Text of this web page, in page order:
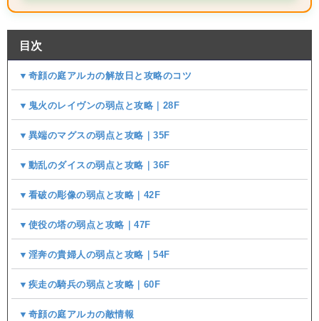
目次
▼奇顔の庭アルカの解放日と攻略のコツ
▼鬼火のレイヴンの弱点と攻略｜28F
▼異端のマグスの弱点と攻略｜35F
▼動乱のダイスの弱点と攻略｜36F
▼看破の彫像の弱点と攻略｜42F
▼使役の塔の弱点と攻略｜47F
▼淫奔の貴婦人の弱点と攻略｜54F
▼疾走の騎兵の弱点と攻略｜60F
▼奇顔の庭アルカの敵情報